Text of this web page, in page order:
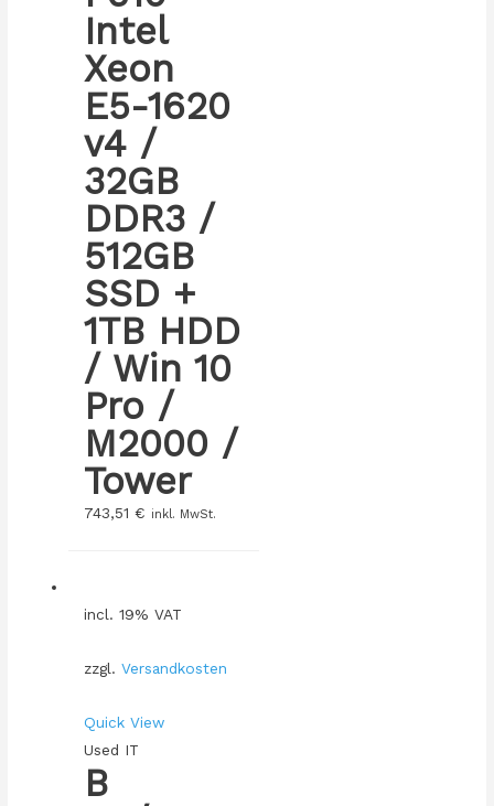
Intel
Xeon
E5-1620
v4 /
32GB
DDR3 /
512GB
SSD +
1TB HDD
/ Win 10
Pro /
M2000 /
Tower
743,51 € inkl. MwSt.
incl. 19% VAT
zzgl. Versandkosten
Quick View
Used IT
B